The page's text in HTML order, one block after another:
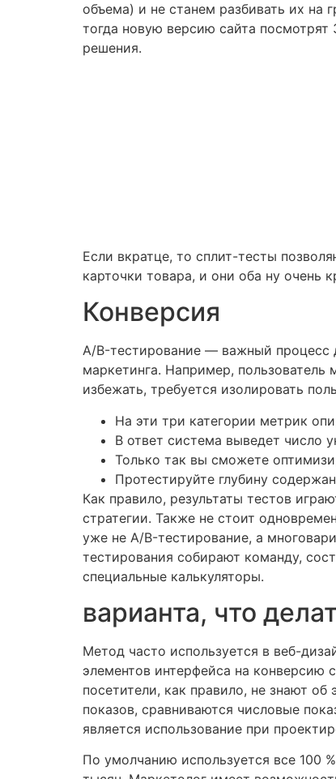
объема) и не станем разбивать их на
тогда новую версию сайта посмотрят
решения.
Если вкратце, то сплит-тесты
карточки товара, и они оба ну очень
Конверсия
A/B-тестирование — важный процесс
маркетинга. Например,
избежать, требуется изолировать
На эти три категории метрик
В ответ система выведет число
Только так вы сможете
Протестируйте глубину
Как правило, результаты тестов
стратегии. Также не стоит
уже не A/B-тестирование, а
тестирования собирают команду,
специальные калькуляторы.
варианта, что
Метод часто используется в веб-
элементов интерфейса на
посетители, как правило, не знают
показов, сравниваются числовые
является использование при
По умолчанию используется все 100